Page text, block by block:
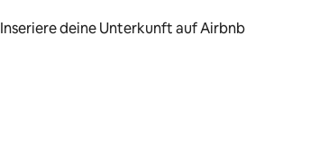
Inseriere deine Unterkunft auf Airbnb